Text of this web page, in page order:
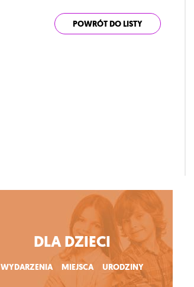
POWRÓT DO LISTY
DLA DZIECI
WYDARZENIA MIEJSCA URODZINY